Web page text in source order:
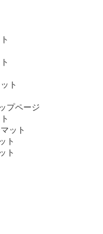
ト
プページ
ット
ト
ト